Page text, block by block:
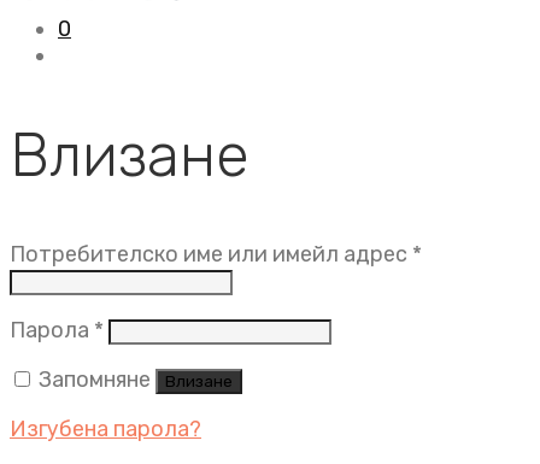
0
Влизане
Потребителско име или имейл адрес *
Парола * Задължително
Запомняне
Влизане
Изгубена парола?